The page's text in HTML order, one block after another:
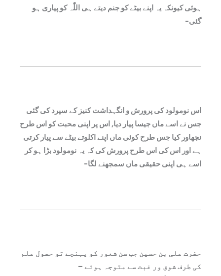
ہوئی کیونکہ یہ اپنے بیٹے کو جنم دیتے ہی اللّٰہ کو پیاری ہو
گئی-
اس نومولود کی پرورش و انگہداشت کنیز کے سپرد کی گئی
جس نے اسے ماں جیسا پیار دیا, اس پر اپنی محبت کو اس طرح
نچھاور کیا جس طرح کوئی ماں اپنے اکلوتے بیٹے سے پیار کرتی
ہے اور اس کی اس طرح پرورش کی کہ یہ نومولود بڑا ہو کر
اسے ہی اپنی حقیقی ماں سمجھنے لگا-
حضرت علی بن حسین جب سن شعور کو پہنچے تو حصول علم
کی طرف شوق ور غبت سے متوجہ ہوئے –